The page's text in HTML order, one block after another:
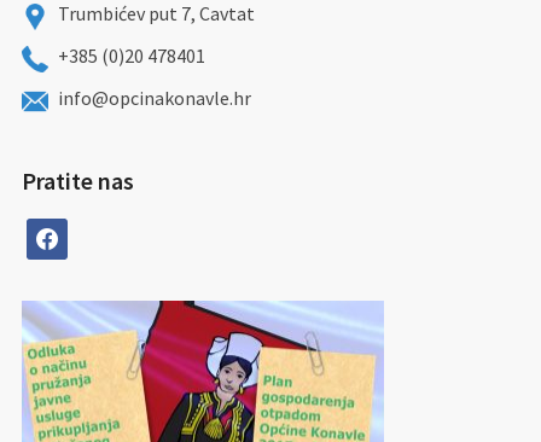
Trumbićev put 7, Cavtat
+385 (0)20 478401
info@opcinakonavle.hr
Pratite nas
facebook